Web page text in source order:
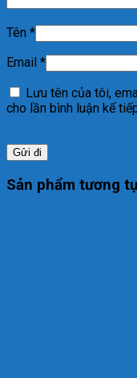
Tên *
Email *
Lưu tên của tôi,
cho lần bình luận kế
Sản phẩm tương